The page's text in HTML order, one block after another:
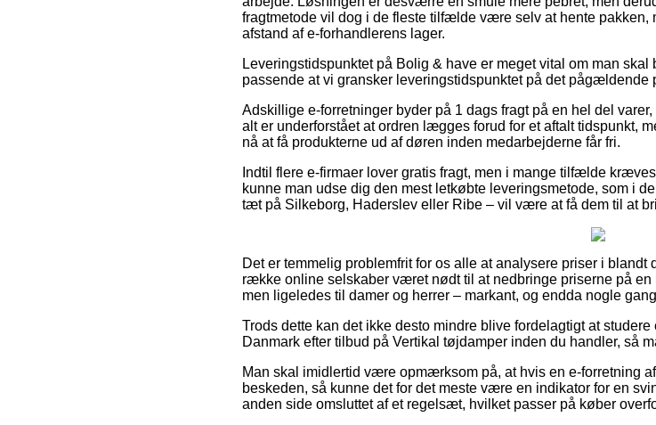
fragtmetode vil dog i de fleste tilfælde være selv at hente pakken,
afstand af e-forhandlerens lager.
Leveringstidspunktet på Bolig & have er meget vital om man
passende at vi gransker leveringstidspunktet på det pågældende
Adskillige e-forretninger byder på 1 dags fragt på en hel del
alt er underforstået at ordren lægges forud for et aftalt tidspunkt,
nå at få produkterne ud af døren inden medarbejderne får fri.
Indtil flere e-firmaer lover gratis fragt, men i mange tilfælde
kunne man udse dig den mest letkøbte leveringsmetode, som i
tæt på Silkeborg, Haderslev eller Ribe – vil være at få dem til at
Det er temmelig problemfrit for os alle at analysere priser i
række online selskaber været nødt til at nedbringe priserne på
men ligeledes til damer og herrer – markant, og endda nogle
Trods dette kan det ikke desto mindre blive fordelagtigt at
Danmark efter tilbud på Vertikal tøjdamper inden du handler, så
Man skal imidlertid være opmærksom på, at hvis en e-forretning
beskeden, så kunne det for det meste være en indikator for en
anden side omsluttet af et regelsæt, hvilket passer på køber